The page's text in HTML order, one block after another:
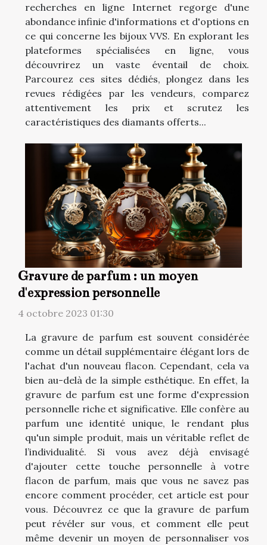
recherches en ligne Internet regorge d'une
abondance infinie d'informations et d'options en
ce qui concerne les bijoux VVS. En explorant les
plateformes spécialisées en ligne, vous
découvrirez un vaste éventail de choix.
Parcourez ces sites dédiés, plongez dans les
revues rédigées par les vendeurs, comparez
attentivement les prix et scrutez les
caractéristiques des diamants offerts...
Gravure de parfum : un moyen
d'expression personnelle
4 octobre 2023 01:30
La gravure de parfum est souvent considérée
comme un détail supplémentaire élégant lors de
l'achat d'un nouveau flacon. Cependant, cela va
bien au-delà de la simple esthétique. En effet, la
gravure de parfum est une forme d'expression
personnelle riche et significative. Elle confère au
parfum une identité unique, le rendant plus
qu'un simple produit, mais un véritable reflet de
l’individualité. Si vous avez déjà envisagé
d'ajouter cette touche personnelle à votre
flacon de parfum, mais que vous ne savez pas
encore comment procéder, cet article est pour
vous. Découvrez ce que la gravure de parfum
peut révéler sur vous, et comment elle peut
même devenir un moyen de personnaliser vos